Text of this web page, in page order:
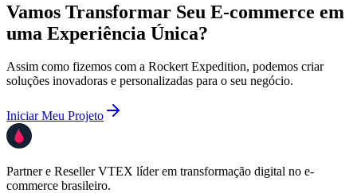
Vamos Transformar Seu E-commerce em
uma Experiência Única?
Assim como fizemos com a Rockert Expedition, podemos criar
soluções inovadoras e personalizadas para o seu negócio.
Iniciar Meu Projeto
Partner e Reseller VTEX líder em transformação digital no e-
commerce brasileiro.